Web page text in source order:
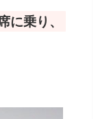
に乗り、